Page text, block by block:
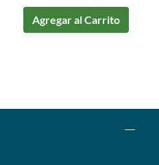
Agregar al Carrito